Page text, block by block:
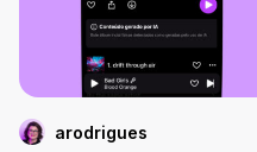
arodrigues